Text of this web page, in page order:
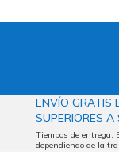
ENVÍO GRATIS
SUPERIORES A
Tiempos de entrega:
dependiendo de la